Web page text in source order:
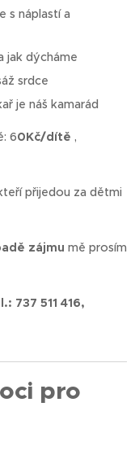
s náplastí a
jak dýcháme
srdce
je náš kamarád
60Kč/dítě ,
přijedou za dětmi
zájmu mě prosím
737 511 416,
pro